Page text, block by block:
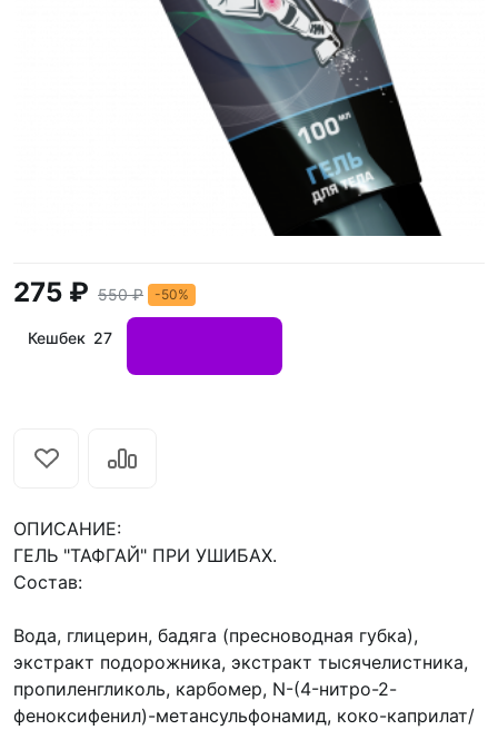
275 ₽ 550 ₽ -50%
Кешбек 27
ОПИСАНИЕ:
ГЕЛЬ "ТАФГАЙ" ПРИ УШИБАХ.
Состав:
Вода, глицерин, бадяга (пресноводная губка),
экстракт подорожника, экстракт тысячелистника,
пропиленгликоль, карбомер, N-(4-нитро-2-
феноксифенил)-метансульфонамид, коко-каприлат/